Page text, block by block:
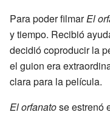
Para poder filmarEl
y tiempo. Recibió
decidió coproducir la
el guion era
clara para la película.
El orfanatose estrenó